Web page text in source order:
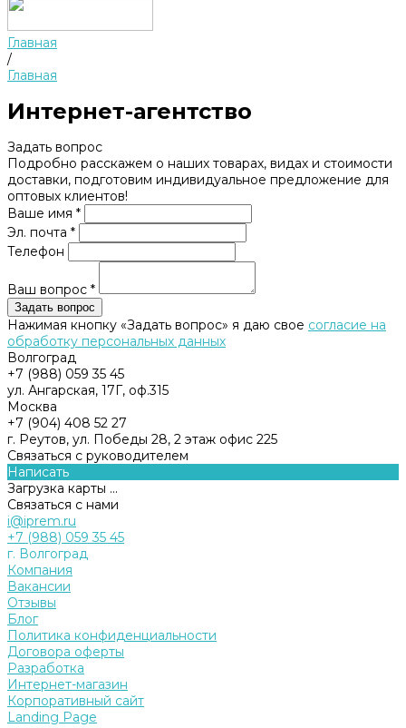
Главная
/
Главная
Интернет-агентство
Задать вопрос
Подробно расскажем о наших товарах, видах и стоимости
доставки, подготовим индивидуальное предложение для
оптовых клиентов!
Ваше имя *
Эл. почта *
Телефон
Ваш вопрос *
Нажимая кнопку «Задать вопрос» я даю свое согласие на
обработку персональных данных
Волгоград
+7 (988) 059 35 45
ул. Ангарская, 17Г, оф.315
Москва
+7 (904) 408 52 27
г. Реутов, ул. Победы 28, 2 этаж офис 225
Связаться с руководителем
Написать
Загрузка карты ...
Связаться с нами
i@iprem.ru
+7 (988) 059 35 45
г. Волгоград
Компания
Вакансии
Отзывы
Блог
Политика конфиденциальности
Договора оферты
Разработка
Интернет-магазин
Корпоративный сайт
Landing Page